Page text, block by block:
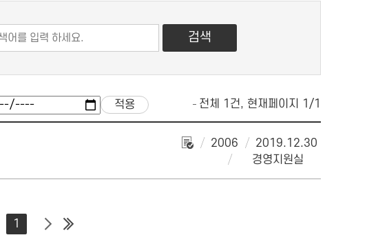
전체 1건, 현재페이지 1/1
2006
2019.12.30
경영지원실
1